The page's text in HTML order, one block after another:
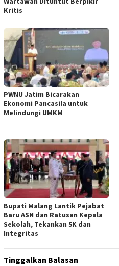
Kritis
PWNU Jatim Bicarakan
Ekonomi Pancasila untuk
Melindungi UMKM
Bupati Malang Lantik Pejabat
Baru ASN dan Ratusan Kepala
Sekolah, Tekankan 5K dan
Integritas
Tinggalkan Balasan